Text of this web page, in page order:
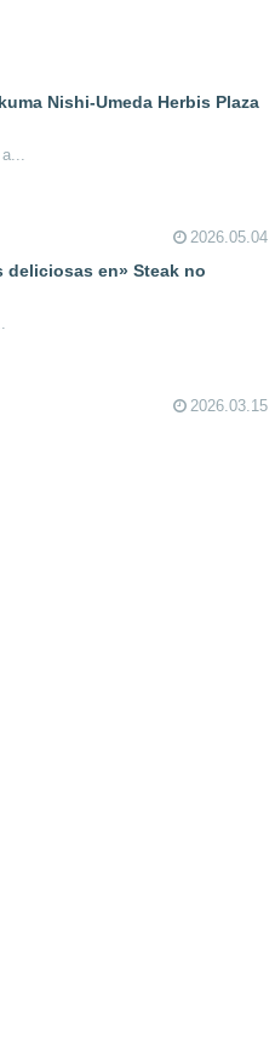
Nishi-Umeda Herbis Plaza
2026.05.04
deliciosas en» Steak no
2026.03.15